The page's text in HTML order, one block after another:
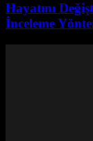
Hayatını
İnceleme